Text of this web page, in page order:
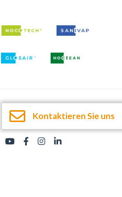
Impressum Dokumentation
Kontaktieren Sie uns